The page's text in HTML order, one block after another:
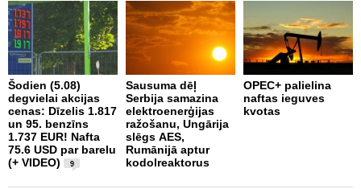
Šodien (5.08)
degvielai akcijas
cenas: Dīzelis 1.817
un 95. benzīns
1.737 EUR! Nafta
75.6 USD par barelu
(+ VIDEO)
9
Sausuma dēļ
Serbija samazina
elektroenerģijas
ražošanu, Ungārija
slēgs AES,
Rumānijā aptur
kodolreaktorus
OPEC+ palielina
naftas ieguves
kvotas